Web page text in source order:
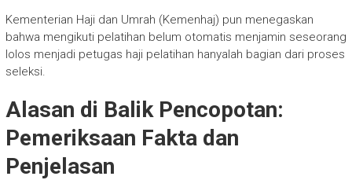
Kementerian Haji dan Umrah (Kemenhaj) pun menegaskan
bahwa mengikuti pelatihan belum otomatis menjamin seseorang
lolos menjadi petugas haji pelatihan hanyalah bagian dari proses
seleksi.
Alasan di Balik Pencopotan:
Pemeriksaan Fakta dan
Penjelasan